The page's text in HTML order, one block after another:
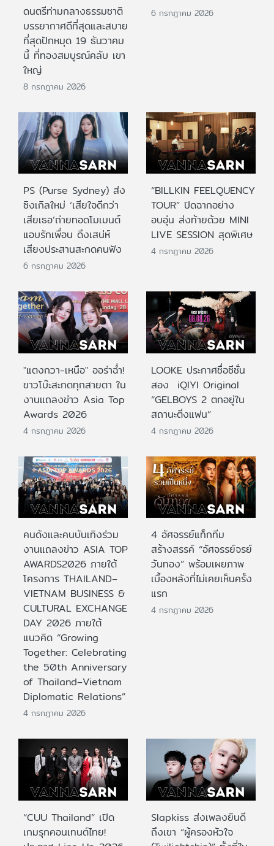
ดนตรีท่ามกลางธรรมชาติ
บรรยากาศดีที่สุดและสบาย
ที่สุดปักหมุด 19 ธันวาคม
นี้ ที่ทองสมบูรณ์คลับ เขา
ใหญ่
8 กรกฎาคม 2026
6 กรกฎาคม 2026
PS (Purse Sydney) ส่ง
ซิงเกิลใหม่ ‘เสียใจดีกว่า
เสียเธอ’ถ่ายทอดโมเมนต์
แอบรักเพื่อน ดึงเสน่ห์
เสียงประสานสะกดคนฟัง
6 กรกฎาคม 2026
“BILLKIN FEELQUENCY
TOUR” ปิดฉากอย่าง
อบอุ่น ส่งท้ายด้วย MINI
LIVE SESSION สุดพิเศษ
4 กรกฎาคม 2026
"แตงกวา-เหนือ" ออร่าฉ่ำ!
ขาวโบ๊ะสะกดทุกสายตา ใน
งานแถลงข่าว Asia Top
Awards 2026
4 กรกฎาคม 2026
LOOKE ประกาศชื่อซีซั่น
สอง iQIYI Original
“GELBOYS 2 ตกอยู่ใน
สถานะติ่งแฟน”
4 กรกฎาคม 2026
คนดังและคนบันเทิงร่วม
งานแถลงข่าว ASIA TOP
AWARDS2026 ภายใต้
โครงการ THAILAND–
VIETNAM BUSINESS &
CULTURAL EXCHANGE
DAY 2026 ภายใต้
แนวคิด “Growing
Together: Celebrating
the 50th Anniversary
of Thailand–Vietnam
Diplomatic Relations”
4 กรกฎาคม 2026
4 อัศจรรย์แท็กทีม
สร้างสรรค์ “อัศจรรย์จรย์
วันทอง” พร้อมเผยภาพ
เบื้องหลังที่ไม่เคยเห็นครั้ง
แรก
4 กรกฎาคม 2026
“CUU Thailand” เปิด
เกมรุกคอนเทนต์ไทย!
Slapkiss ส่งเพลงยินดี
ถึงเขา “ผู้ครองหัวใจ